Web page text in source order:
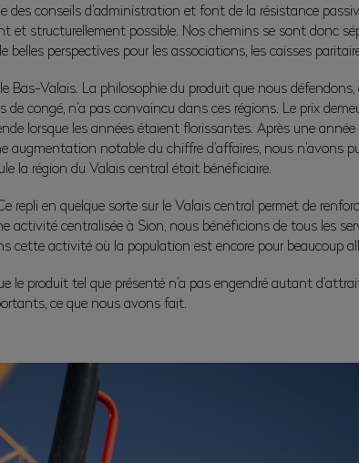
conseils d’administration et font de la résistance
structurellement possible. Nos chemins se sont donc
perspectives pour les associations, les caisses
Bas-Valais. La philosophie du produit que nous
congé, n’a pas convaincu dans ces régions. Le prix
lorsque les années étaient florissantes. Après une
notable du chiffre d’affaires, nous n’avons
la région du Valais central était bénéficiaire.
en quelque sorte sur le Valais central permet de
centralisée à Sion, nous bénéficions de tous les
cette activité où la population est encore pour beaucoup
produit tel que présenté n’a pas engendré autant d’attrait
ce que nous avons fait.